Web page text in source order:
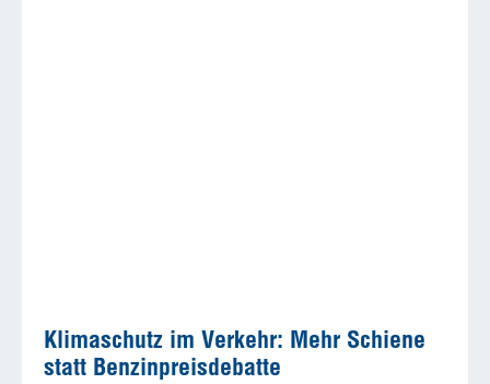
Klimaschutz im Verkehr: Mehr Schiene
statt Benzinpreisdebatte